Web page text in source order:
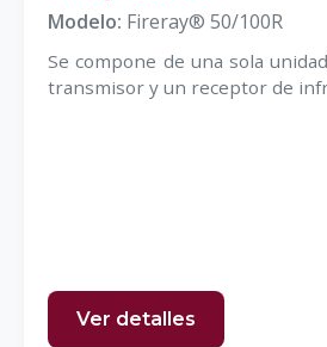
Modelo: Fireray® 50/100R
Se compone de una sola
transmisor y un receptor de
Ver detalles